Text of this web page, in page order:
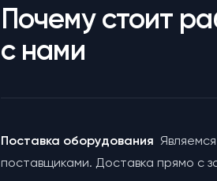
Почему стоит
с нами
Поставка оборудования
поставщиками. Доставка прямо с